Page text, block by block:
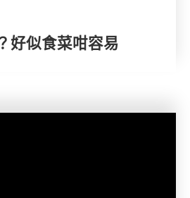
好似食菜咁容易